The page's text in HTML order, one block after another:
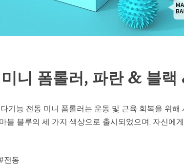
니 폼롤러, 파란 & 블
기능 전동 미니 폼롤러는 운동 및 근육 회복을 위해
블 블루의 세 가지 색상으로 출시되었으며, 자신에
전동